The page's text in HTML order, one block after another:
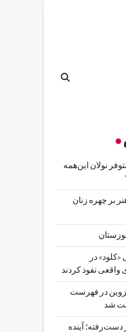
نولان این‌همه
بر چهره زنان
در
واقعی نفوذ کردند
در فهرست
شد
دست‌رفته؛ آینده